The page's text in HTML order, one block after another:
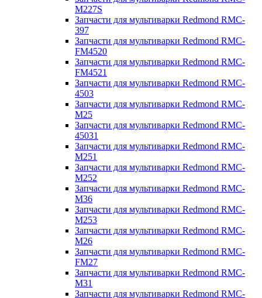
M227S
Запчасти для мультиварки Redmond RMC-
397
Запчасти для мультиварки Redmond RMC-
FM4520
Запчасти для мультиварки Redmond RMC-
FM4521
Запчасти для мультиварки Redmond RMC-
4503
Запчасти для мультиварки Redmond RMC-
M25
Запчасти для мультиварки Redmond RMC-
45031
Запчасти для мультиварки Redmond RMC-
M251
Запчасти для мультиварки Redmond RMC-
M252
Запчасти для мультиварки Redmond RMC-
M36
Запчасти для мультиварки Redmond RMC-
M253
Запчасти для мультиварки Redmond RMC-
M26
Запчасти для мультиварки Redmond RMC-
FM27
Запчасти для мультиварки Redmond RMC-
M31
Запчасти для мультиварки Redmond RMC-